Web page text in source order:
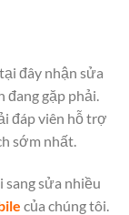
đây nhận sửa
đang gặp phải.
đáp viên hỗ trợ
sớm nhất.
sửa nhiều
của chúng tôi.